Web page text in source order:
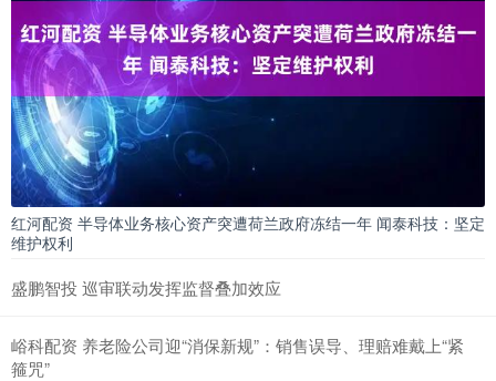
红河配资 半导体业务核心资产突遭荷兰政府冻结一年 闻泰科技：坚定
维护权利
盛鹏智投 巡审联动发挥监督叠加效应
峪科配资 养老险公司迎“消保新规”：销售误导、理赔难戴上“紧
箍咒”